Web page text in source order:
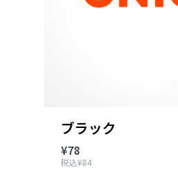
ブラック
¥78
税込¥84